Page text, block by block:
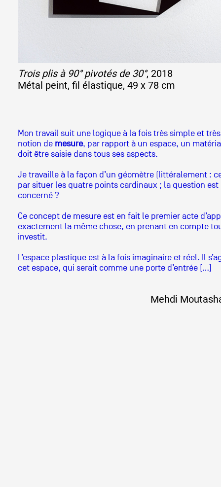
Trois plis à 90° pivotés de 30°, 2018
Métal peint, fil élastique, 49 x 78 cm
Mon travail suit une logique à la fois très simple et
notion de mesure, par rapport à un espace, un
doit être saisie dans tous ses aspects.
Je travaille à la façon d’un géomètre (littéralement :
par situer les quatre points cardinaux ; la question est
concerné ?
Ce concept de mesure est en fait le premier acte
exactement la même chose, en prenant en compte
investit.
L’espace plastique est à la fois imaginaire et réel. Il
cet espace, qui serait comme une porte d’entrée […]
Mehdi